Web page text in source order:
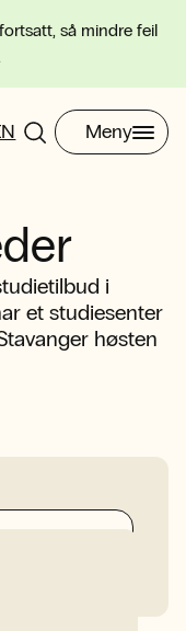
så mindre feil
Meny
i
et studiesenter
høsten